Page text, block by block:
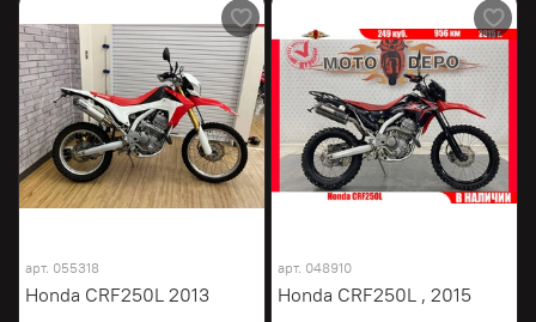
арт. 055318
Honda CRF250L 2013
арт. 048910
Honda CRF250L , 2015